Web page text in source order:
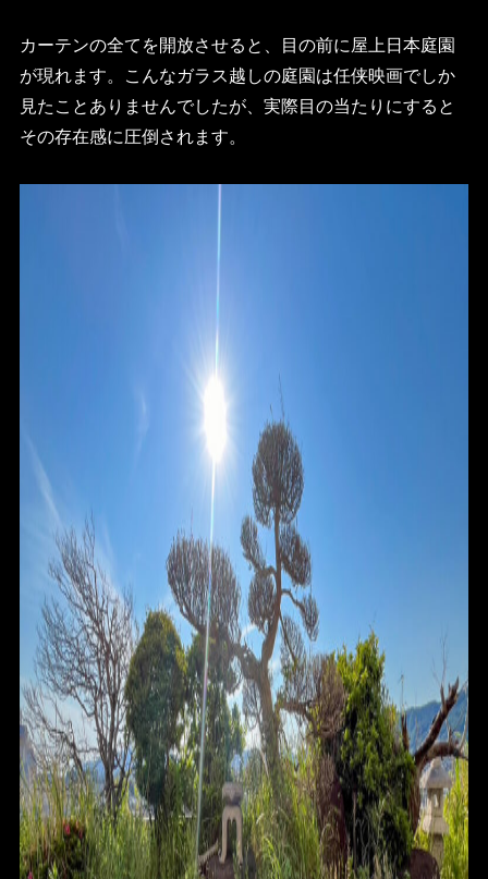
HOME
FOR SALE
FOR RENT
BLOG
カーテンの全てを開放させると、目の前に屋上日本庭園
が現れます。こんなガラス越しの庭園は任侠映画でしか
見たことありませんでしたが、実際目の当たりにすると
その存在感に圧倒されます。